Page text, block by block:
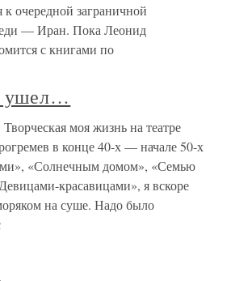
к очередной заграничной
— Иран. Пока Леонид
с книгами по
ушел…
моя жизнь на театре
в конце 40-х — начале 50-х
«Солнечным домом», «Семью
красавицами», я вскоре
на суше. Надо было